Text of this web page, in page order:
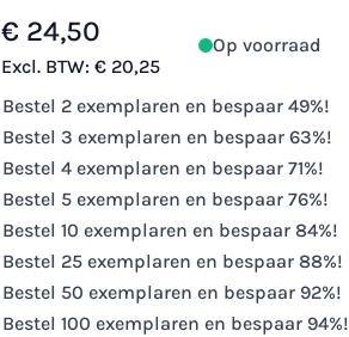
€ 24,50
Excl. BTW: € 20,25
Op voorraad
Bestel 2 exemplaren en bespaar 49%!
Bestel 3 exemplaren en bespaar 63%!
Bestel 4 exemplaren en bespaar 71%!
Bestel 5 exemplaren en bespaar 76%!
Bestel 10 exemplaren en bespaar 84%!
Bestel 25 exemplaren en bespaar 88%!
Bestel 50 exemplaren en bespaar 92%!
Bestel 100 exemplaren en bespaar 94%!